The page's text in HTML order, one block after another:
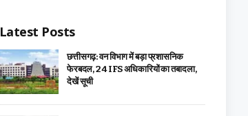
Latest Posts
छत्तीसगढ़: वन विभाग में बड़ा प्रशासनिक
फेरबदल, 24 IFS अधिकारियों का तबादला,
देखें सूची